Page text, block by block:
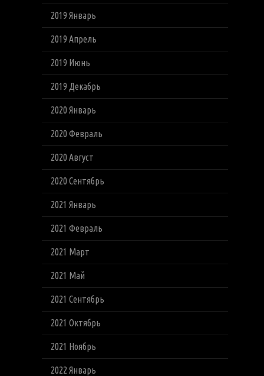
2019 Январь
2019 Апрель
2019 Июнь
2019 Декабрь
2020 Январь
2020 Февраль
2020 Август
2020 Сентябрь
2021 Январь
2021 Февраль
2021 Март
2021 Май
2021 Сентябрь
2021 Октябрь
2021 Ноябрь
2022 Январь